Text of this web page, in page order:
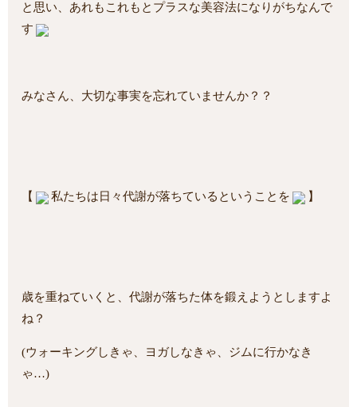
と思い、あれもこれもとプラスな美容法になりがちなんで
す
みなさん、大切な事実を忘れていませんか？？
【 私たちは日々代謝が落ちているということ を 】
歳を重ねていくと、代謝が落ちた体を鍛えようとしますよ
ね？
(ウォーキングしきゃ、ヨガしなきゃ、ジムに行かなき
ゃ…)